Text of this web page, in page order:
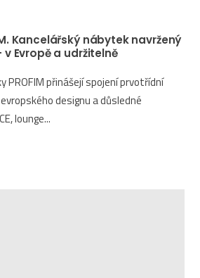
Kancelářský nábytek navržený
Evropě a udržitelně
PROFIM přinášejí spojení prvotřídní
designu a důsledné
lounge...